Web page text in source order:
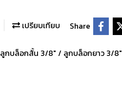
เปรียบเทียบ Share
ลูกบล็อกสั้น 3/8" / ลูกบล็อกยาว 3/8"